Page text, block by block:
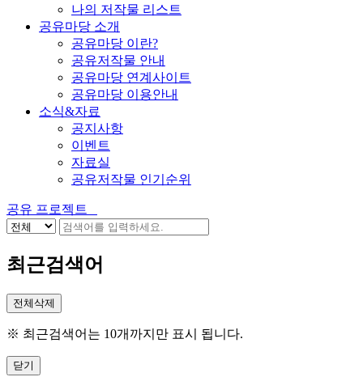
나의 저작물 리스트
공유마당 소개
공유마당 이란?
공유저작물 안내
공유마당 연계사이트
공유마당 이용안내
소식&자료
공지사항
이벤트
자료실
공유저작물 인기순위
공유 프로젝트
최근검색어
전체삭제
※ 최근검색어는 10개까지만 표시 됩니다.
닫기